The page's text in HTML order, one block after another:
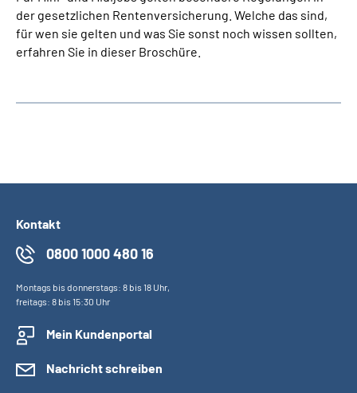
der gesetzlichen Rentenversicherung. Welche das sind,
für wen sie gelten und was Sie sonst noch wissen sollten,
erfahren Sie in dieser Broschüre.
Kontakt
0800 1000 480 16
Montags bis donnerstags: 8 bis 18 Uhr,
freitags: 8 bis 15:30 Uhr
Mein Kundenportal
Nachricht schreiben